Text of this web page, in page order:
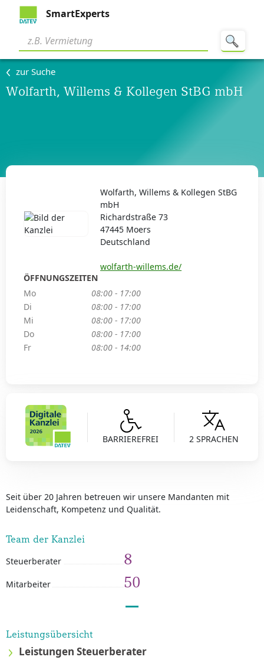
SmartExperts
zur Suche
Wolfarth, Willems & Kollegen StBG mbH
BARRIEREFREI 2 SPRACHEN
Seit über 20 Jahren betreuen wir unsere Mandanten mit
Leidenschaft, Kompetenz und Qualität.
Team der Kanzlei
Steuerberater 8
Mitarbeiter 50
Leistungsübersicht
Leistungen Steuerberater
Wolfarth, Willems & Kollegen StBG
mbH
Richardstraße 73
47445 Moers
Deutschland
wolfarth-willems.de/
ÖFFNUNGSZEITEN
Mo
08:00 - 17:00
Di
08:00 - 17:00
Mi
08:00 - 17:00
Do
08:00 - 17:00
Fr
08:00 - 14:00